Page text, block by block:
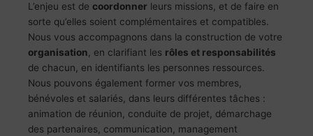
L’enjeu est de coordonner leurs missions, et de faire en
sorte qu’elles soient complémentaires et compatibles.
Nous vous accompagnons dans la construction de votre
organisation , en clarifiant les rôles et responsabilités
de chacun, en identifiants les personnes ressources.
Nous pouvons également former vos membres,
bénévoles et salariés, dans leurs différentes tâches :
animation de réunion, conduite de projet, démarchage
des partenaires, communication, management